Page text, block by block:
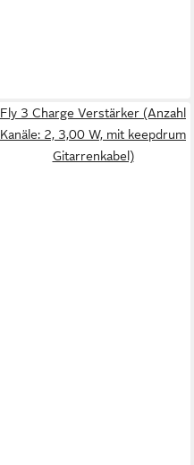
Fly 3 Charge Verstärker (Anzahl
Kanäle: 2, 3,00 W, mit keepdrum
Gitarrenkabel)